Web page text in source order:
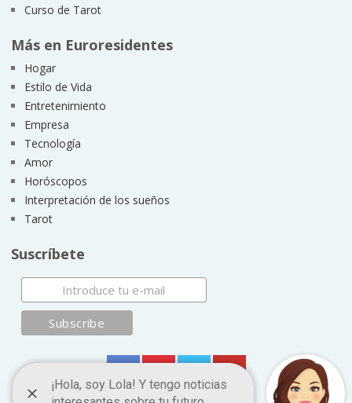
Curso de Tarot
Más en Euroresidentes
Hogar
Estilo de Vida
Entretenimiento
Empresa
Tecnología
Amor
Horóscopos
Interpretación de los sueños
Tarot
Suscríbete